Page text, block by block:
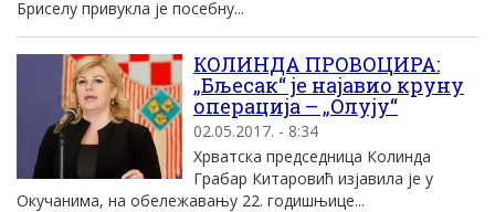
Бриселу привукла је посебну...
КОЛИНДА ПРОВОЦИРА:
„Бљесак“ је најавио круну
операција – „Олују“
02.05.2017. - 8:34
Хрватска председница Колинда
Грабар Китаровић изјавила је у
Окучанима, на обележавању 22. годишњице...